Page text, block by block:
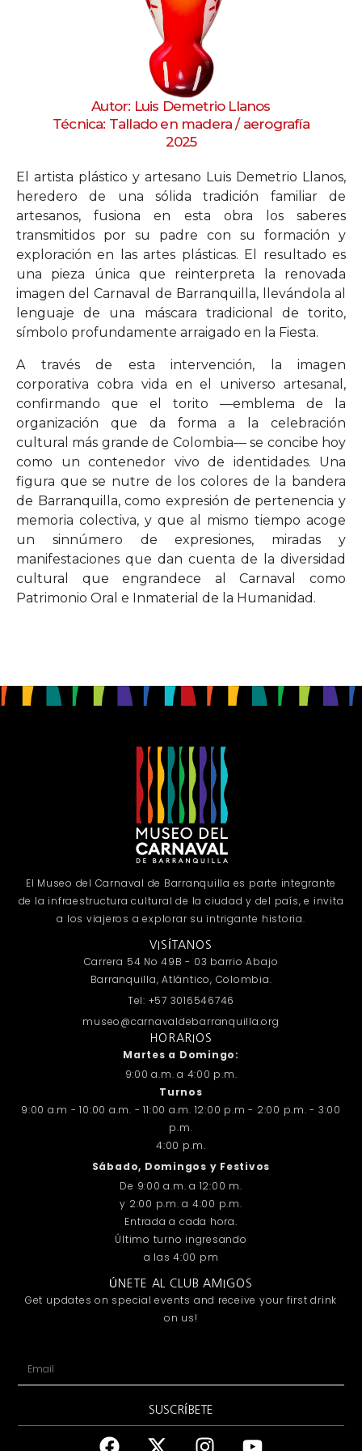
Autor: Luis Demetrio Llanos
Técnica: Tallado en madera / aerografía
2025
El artista plástico y artesano Luis Demetrio Llanos,
heredero de una sólida tradición familiar de
artesanos, fusiona en esta obra los saberes
transmitidos por su padre con su formación y
exploración en las artes plásticas. El resultado es
una pieza única que reinterpreta la renovada
imagen del Carnaval de Barranquilla, llevándola al
lenguaje de una máscara tradicional de torito,
símbolo profundamente arraigado en la Fiesta.
A través de esta intervención, la imagen
corporativa cobra vida en el universo artesanal,
confirmando que el torito —emblema de la
organización que da forma a la celebración
cultural más grande de Colombia— se concibe hoy
como un contenedor vivo de identidades. Una
figura que se nutre de los colores de la bandera
de Barranquilla, como expresión de pertenencia y
memoria colectiva, y que al mismo tiempo acoge
un sinnúmero de expresiones, miradas y
manifestaciones que dan cuenta de la diversidad
cultural que engrandece al Carnaval como
Patrimonio Oral e Inmaterial de la Humanidad.
El Museo del Carnaval de Barranquilla es parte integrante
de la infraestructura cultural de la ciudad y del país, e invita
a los viajeros a explorar su intrigante historia.
VISÍTANOS
Carrera 54 No 49B - 03 barrio Abajo
Barranquilla, Atlántico, Colombia.
Tel: +57 3016546746
museo@carnavaldebarranquilla.org
HORARIOS
Martes a Domingo:
9:00 a.m. a 4:00 p.m.
Turnos
9:00 a.m - 10:00 a.m. - 11:00 a.m. 12:00 p.m - 2:00 p.m. - 3:00
p.m.
4:00 p.m.
Sábado, Domingos y Festivos
De 9:00 a.m. a 12:00 m.
y 2:00 p.m. a 4:00 p.m.
Entrada a cada hora.
Último turno ingresando
a las 4:00 pm
ÚNETE AL CLUB AMIGOS
Get updates on special events and receive your first drink
on us!
SUSCRÍBETE